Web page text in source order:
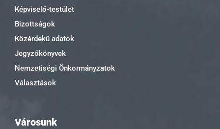
Képviselő-testület
Bizottságok
Közérdekű adatok
Jegyzőkönyvek
Nemzetiségi Önkormányzatok
Választások
Városunk